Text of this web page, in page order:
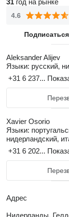
необходимый
обладает
среднем
мы предлагаем
автомобиль
требованиями.
покраску в
экспорта. Наш
документов и
31 год на рынке
4.6
Aleksander Alijev
Языки: русский,
+31 6 237...
Xavier Osorio
Языки:
нидерландский,
+31 6 202...
Адрес
Нидерланды,